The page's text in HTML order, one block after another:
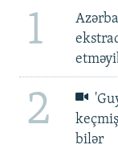
1
2
bilər